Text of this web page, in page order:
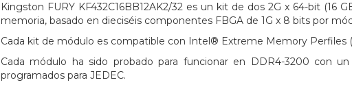
Kingston FURY KF432C16BB12AK2/32 es un kit de dos 2G x 64-bit (16
memoria, basado en dieciséis componentes FBGA de 1G x 8 bits por
Cada kit de módulo es compatible con Intel® Extreme Memory Perfiles
Cada módulo ha sido probado para funcionar en DDR4-3200 con
programados para JEDEC.